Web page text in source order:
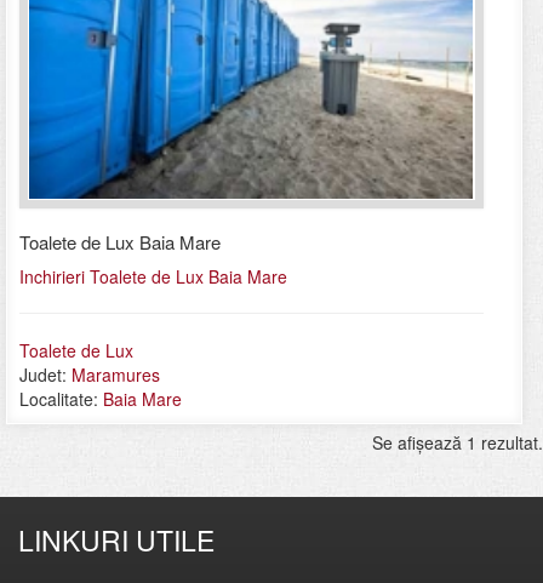
Toalete de Lux Baia Mare
Inchirieri Toalete de Lux Baia Mare
Toalete de Lux
Judet: Maramures
Localitate: Baia Mare
Se afişează 1 rezultat.
LINKURI UTILE